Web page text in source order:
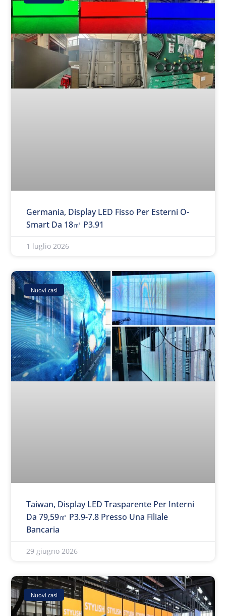
Germania, Display LED Fisso Per Esterni O-
Smart Da 18㎡ P3.91
1 luglio 2026
Nuovi casi
Taiwan, Display LED Trasparente Per Interni
Da 79,59㎡ P3.9-7.8 Presso Una Filiale
Bancaria
29 giugno 2026
Nuovi casi